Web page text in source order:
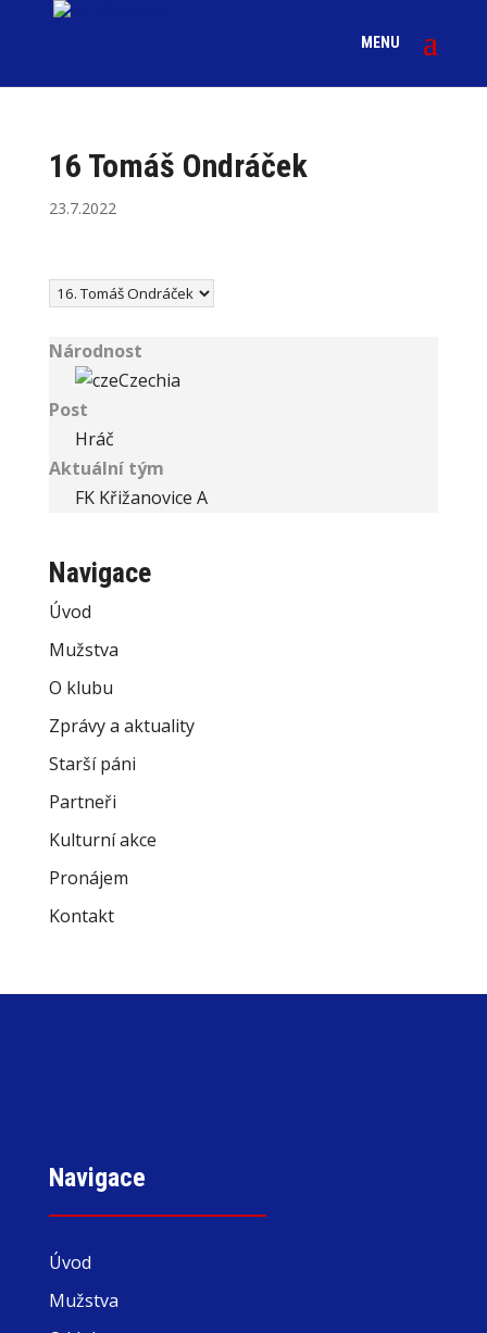
16 Tomáš Ondráček
23.7.2022
Národnost
Czechia
Post
Hráč
Aktuální tým
FK Křižanovice A
Navigace
Úvod
Mužstva
O klubu
Zprávy a aktuality
Starší páni
Partneři
Kulturní akce
Pronájem
Kontakt
Navigace
Úvod
Mužstva